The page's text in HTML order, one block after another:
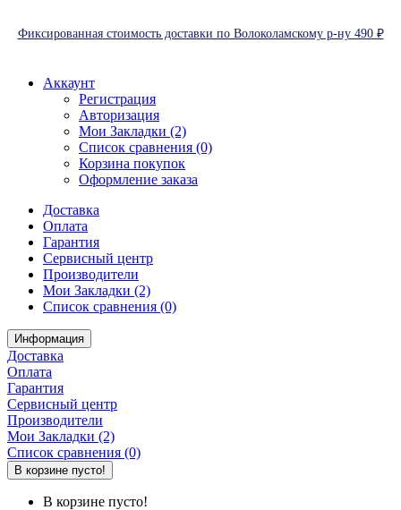
Фиксированная стоимость доставки по Волоколамскому р-ну 490 ₽
Аккаунт
Регистрация
Авторизация
Мои Закладки (2)
Список сравнения (0)
Корзина покупок
Оформление заказа
Доставка
Оплата
Гарантия
Сервисный центр
Производители
Мои Закладки (2)
Список сравнения (0)
Информация
Доставка
Оплата
Гарантия
Сервисный центр
Производители
Мои Закладки (2)
Список сравнения (0)
В корзине пусто!
В корзине пусто!